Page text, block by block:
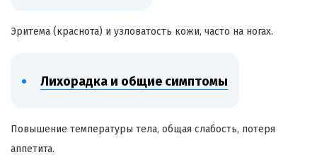
Эритема (краснота) и узловатость кожи, часто на ногах.
Лихорадка и общие симптомы
Повышение температуры тела, общая слабость, потеря
аппетита.